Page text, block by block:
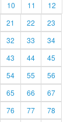
10 11
12
21 22
23
32 33
34
43 44
45
54 55
56
65 66
67
76 77
78